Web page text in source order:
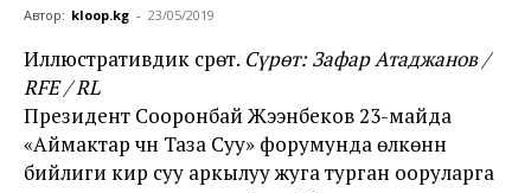
Автор: kloop.kg - 23/05/2019
Иллюстративдик сүрөт. Сүрөт: Зафар Атаджанов /
RFE / RL
Президент Сооронбай Жээнбеков 23-майда
«Аймактар үчүн Таза Суу» форумунда өлкөнүн
бийлиги кир суу аркылуу жуга турган ооруларга